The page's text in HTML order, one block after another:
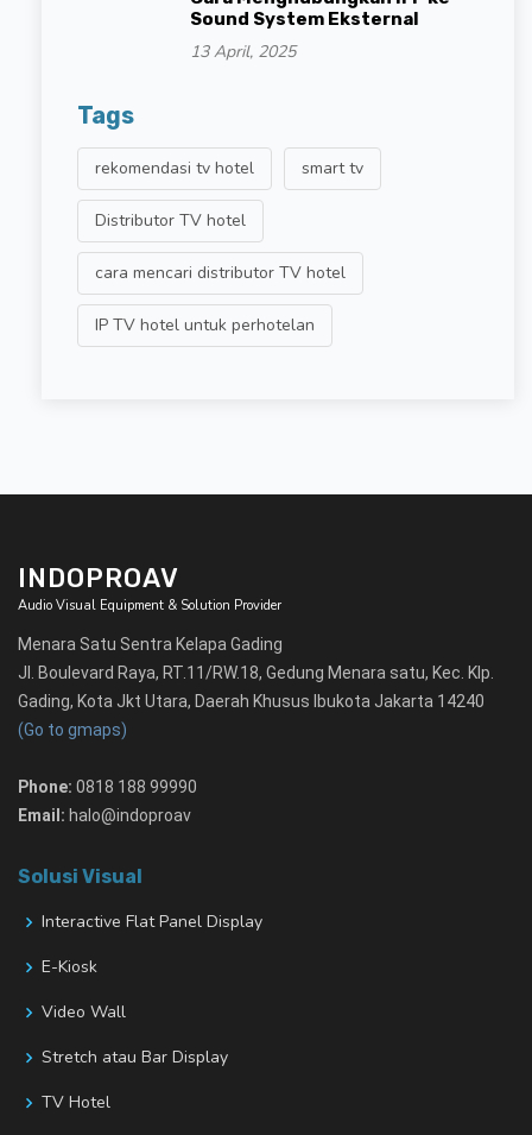
Sound System Eksternal
13 April, 2025
Tags
rekomendasi tv hotel smart tv
Distributor TV hotel
cara mencari distributor TV hotel
IP TV hotel untuk perhotelan
INDOPROAV
Audio Visual Equipment & Solution Provider
Menara Satu Sentra Kelapa Gading
Jl. Boulevard Raya, RT.11/RW.18, Gedung Menara satu, Kec. Klp.
Gading, Kota Jkt Utara, Daerah Khusus Ibukota Jakarta 14240
(Go to gmaps)
Phone: 0818 188 99990
Email: halo@indoproav
Solusi Visual
Interactive Flat Panel Display
E-Kiosk
Video Wall
Stretch atau Bar Display
TV Hotel